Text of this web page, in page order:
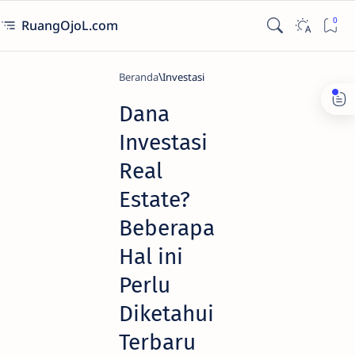
RuangOjoL.com
Beranda Investasi
Dana
Investasi
Real
Estate?
Beberapa
Hal ini
Perlu
Diketahui
Terbaru